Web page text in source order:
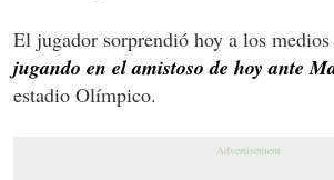
El jugador sorprendió hoy a los medios
jugando en el amistoso de hoy ante
estadio Olímpico.